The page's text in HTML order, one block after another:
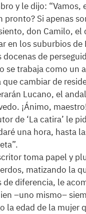
y le dijo: “Vamos,
pronto? Si apenas
don Camilo, el
en los suburbios de
docenas de
se trabaja como un
que cambiar de
Lucano, el
¡Ánimo,
de ‘La catira’ le
una hora, hasta
toma papel y
matizando la
de diferencia, le
–uno mismo–
la edad de la mujer